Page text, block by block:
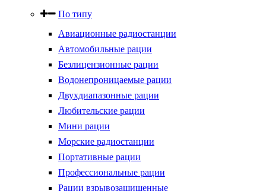
По типу
Авиационные радиостанции
Автомобильные рации
Безлицензионные рации
Водонепроницаемые рации
Двухдиапазонные рации
Любительские рации
Мини рации
Морские радиостанции
Портативные рации
Профессиональные рации
Рации взрывозащищенные